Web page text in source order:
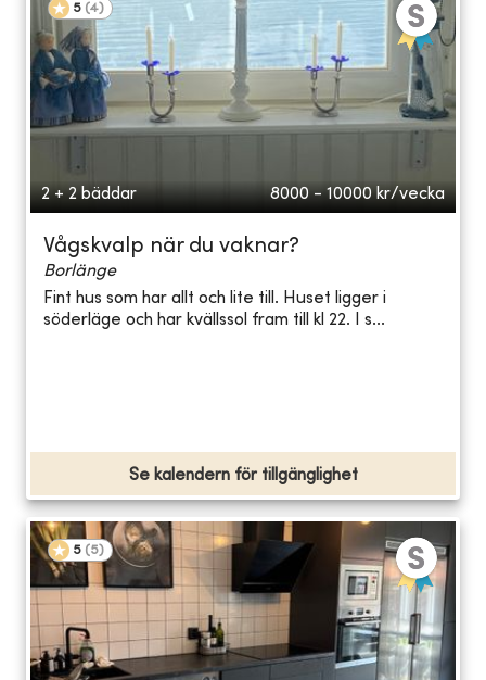
5 (4)
2 + 2 bäddar 8000 - 10000 kr/vecka
Vågskvalp när du vaknar?
Borlänge
Fint hus som har allt och lite till. Huset ligger i
söderläge och har kvällssol fram till kl 22. I s...
Se kalendern för tillgänglighet
5 (5)